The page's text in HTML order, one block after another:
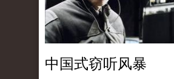
中国式窃听风暴